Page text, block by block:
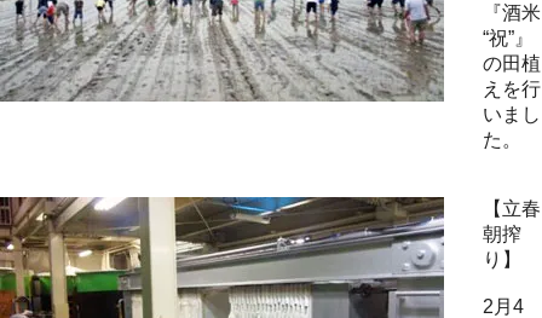
『酒米
“祝”』
の田植
えを行
いまし
た。
【立春
朝搾
り】
2月4